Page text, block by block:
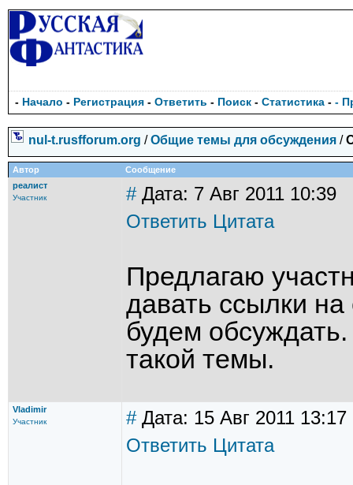
- Начало - Регистрация - Ответить - Поиск - Статистика - -
nul-t.rusfforum.org /Общие темы для обсуждения /
Автор
Сообщение
реалист
Участник #Дата: 7 Авг 2011 10:39
Ответить Цитата
Предлагаю
давать ссылки
будем
такой темы.
Vladimir
Участник #Дата: 15 Авг 2011 13:17
Ответить Цитата